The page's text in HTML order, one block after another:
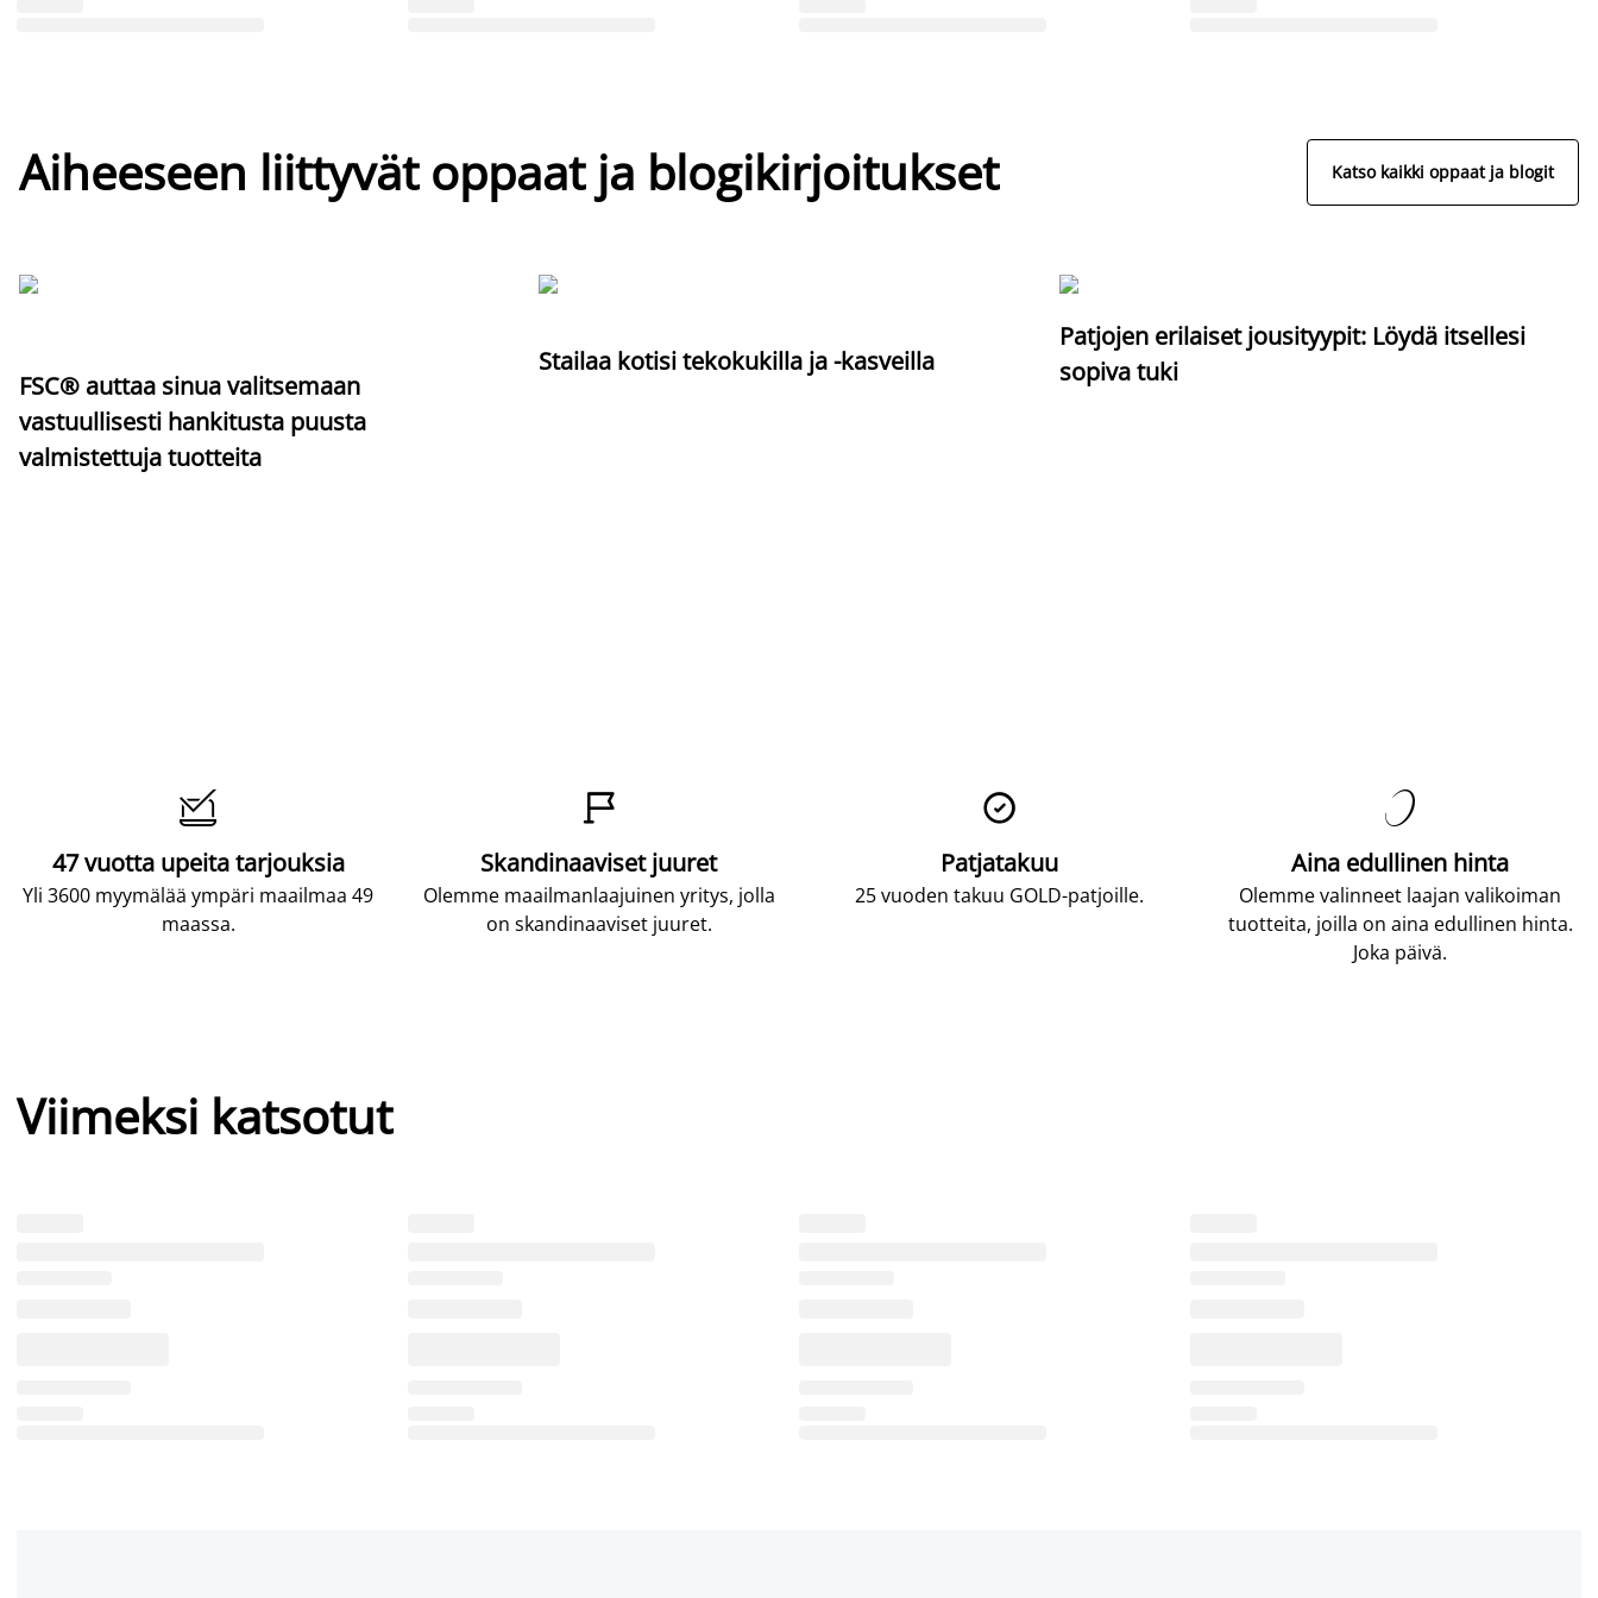
Aiheeseen liittyvät oppaat ja blogikirjoitukset Katso kaikki oppaat ja blogit
FSC® auttaa sinua valitsemaan
vastuullisesti hankitusta puusta
valmistettuja tuotteita
Stailaa kotisi tekokukilla ja -kasveilla
Patjojen erilaiset jousityypit: Löydä itsellesi
sopiva tuki

47 vuotta upeita tarjouksia
Yli 3600 myymälää ympäri maailmaa 49
maassa.

Skandinaaviset juuret
Olemme maailmanlaajuinen yritys, jolla
on skandinaaviset juuret.

Patjatakuu
25 vuoden takuu GOLD-patjoille.

Aina edullinen hinta
Olemme valinneet laajan valikoiman
tuotteita, joilla on aina edullinen hinta.
Joka päivä.
Viimeksi katsotut